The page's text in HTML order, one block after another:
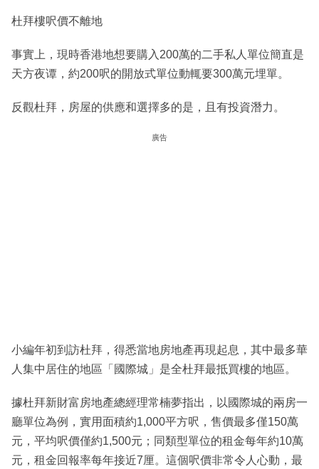
杜拜樓呎價不離地
事實上，現時香港地想要購入200萬的二手私人單位簡直是
天方夜谭，約200呎的開放式單位動輒要300萬元埋單。
反觀杜拜，房屋的供應和選擇多的是，且有投資潛力。
廣告
小編年初到訪杜拜，得悉當地房地產再現起息，其中最多華
人集中居住的地區「國際城」是全杜拜最抵買樓的地區。
據杜拜新財富房地產總經理常楠夢指出，以國際城的兩房一
廳單位為例，實用面積約1,000平方呎，售價最多僅150萬
元，平均呎價僅約1,500元；同類型單位的租金每年約10萬
元，租金回報率每年接近7厘。這個呎價非常令人心動，最